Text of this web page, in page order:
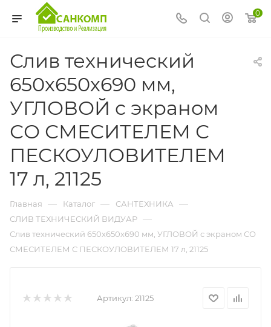
0
Слив технический
650х650х690 мм,
УГЛОВОЙ с экраном
СО СМЕСИТЕЛЕМ С
ПЕСКОУЛОВИТЕЛЕМ
17 л, 21125
Главная — Каталог — САНТЕХНИКА —
СЛИВ ТЕХНИЧЕСКИЙ ВИДУАР —
Слив технический 650х650х690 мм, УГЛОВОЙ с экраном СО
СМЕСИТЕЛЕМ С ПЕСКОУЛОВИТЕЛЕМ 17 л, 21125
Артикул: 21125